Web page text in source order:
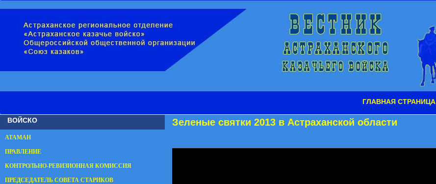
ГЛАВНАЯ СТРАНИЦА
ВОЙСКО
АТАМАН
ПРАВЛЕНИЕ
КОНТРОЛЬНО-РЕВИЗИОННАЯ КОМИССИЯ
ПРЕДСЕДАТЕЛЬ СОВЕТА СТАРИКОВ
Зеленые святки 2013 в Астраханской области